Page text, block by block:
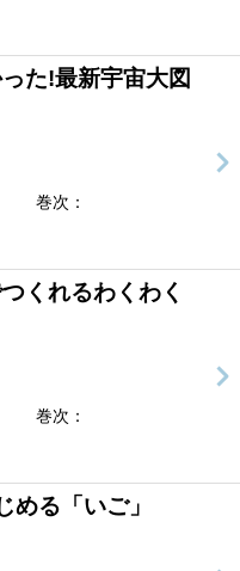
た!最新宇宙大図
巻次：
くれるわくわく
巻次：
める「いご」